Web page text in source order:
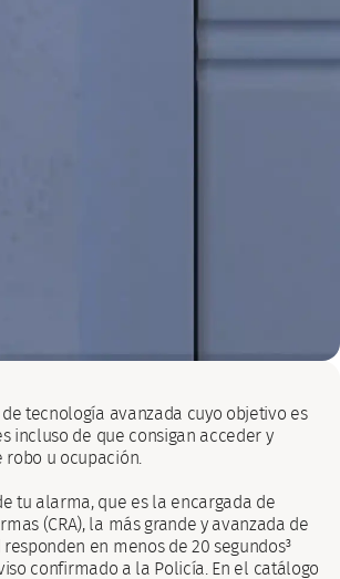
tecnología avanzada cuyo objetivo es
incluso de que consigan acceder y
u ocupación.
tu alarma, que es la encargada de
(CRA), la más grande y avanzada de
en menos de 20 segundos³
confirmado a la Policía. En el catálogo